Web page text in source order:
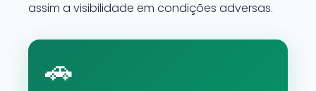
assim a visibilidade em condições adversas.
🚗